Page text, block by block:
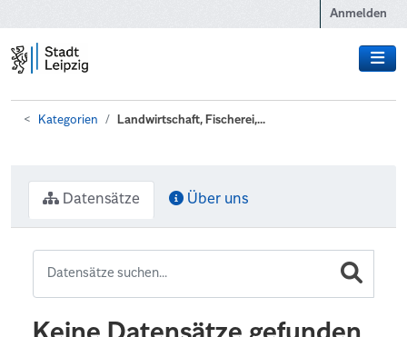
Anmelden
Kategorien Landwirtschaft, Fischerei,...
Datensätze Über uns